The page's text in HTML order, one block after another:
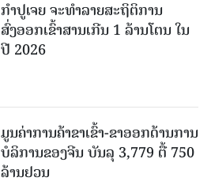
ກຳປູເຈຍ ຈະທຳລາຍສະຖິຕິການ
ສົ່ງອອກເຂົ້າສານເກີນ 1 ລ້ານໂຕນ ໃນ
ປີ 2026
ມູນຄ່າການຄ້າຂາເຂົ້າ-ຂາອອກດ້ານການ
ບໍລິການຂອງຈີນ ບັນລຸ 3,779 ຕື້ 750
ລ້ານຢວນ